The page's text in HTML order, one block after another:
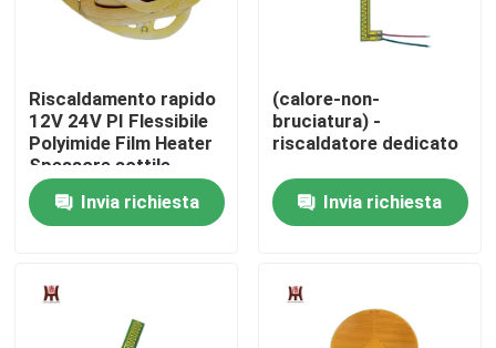
Casa
Prodotti
Video
Riscaldamento rapido
12V 24V PI Flessibile
Polyimide Film Heater
Spessore sottile
elemento
Invia richiesta
(calore-non-
bruciatura) -
riscaldatore dedicato
Invia richiesta